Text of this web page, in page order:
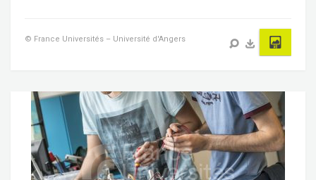
© France Universités – Université d'Angers